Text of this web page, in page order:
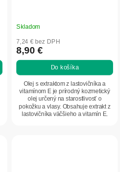
Skladom
7,24 € bez DPH
8,90 €
Do košíka
Olej s extraktom z lastovičníka a
vitamínom E je prírodný kozmetický
olej určený na starostlivosť o
pokožku a vlasy. Obsahuje extrakt z
lastovičníka väčšieho a vitamín E,